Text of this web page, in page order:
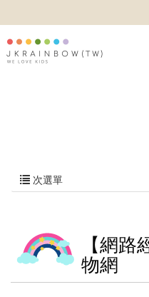
次選單
【網
物網